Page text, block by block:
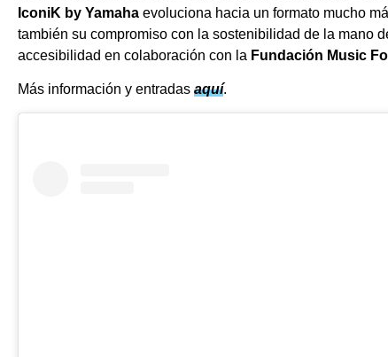
IconiK by Yamaha evoluciona hacia un formato mucho
también su compromiso con la sostenibilidad de la mano
accesibilidad en colaboración con la Fundación Music
Más información y entradas aquí.